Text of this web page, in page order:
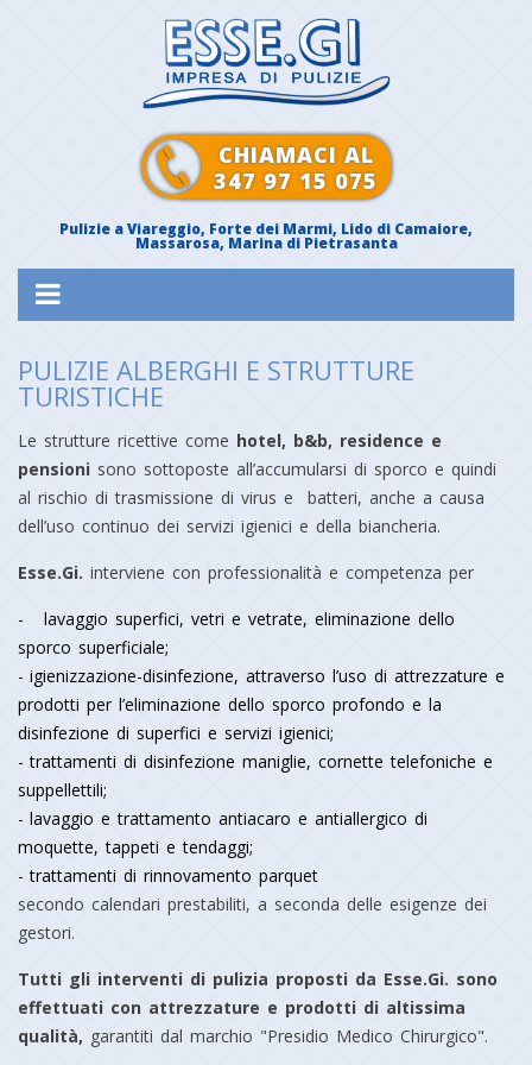
CHIAMACI AL
347 97 15 075
Pulizie aViareggio, Forte dei Marmi, Lido di Camaiore,
Massarosa, Marina di Pietrasanta
PULIZIE ALBERGHI E STRUTTURE
TURISTICHE
Le strutture ricettive come hotel, b&b, residence e
pensioni sono sottoposte all’accumularsi di sporco e quindi
al rischio di trasmissione di virus e batteri, anche a causa
dell’uso continuo dei servizi igienici e della biancheria.
Esse.Gi. interviene con professionalità e competenza per
lavaggio superfici, vetri e vetrate, eliminazione dello
sporco superficiale;
igienizzazione-disinfezione, attraverso l’uso di attrezzature e
prodotti per l’eliminazione dello sporco profondo e la
disinfezione di superfici e servizi igienici;
trattamenti di disinfezione maniglie, cornette telefoniche e
suppellettili;
lavaggio e trattamento antiacaro e antiallergico di
moquette, tappeti e tendaggi;
trattamenti di rinnovamento parquet
secondo calendari prestabiliti, a seconda delle esigenze dei
gestori.
Tutti gli interventi di pulizia proposti da Esse.Gi. sono
effettuati con attrezzature e prodotti di altissima
qualità, garantiti dal marchio "Presidio Medico Chirurgico".